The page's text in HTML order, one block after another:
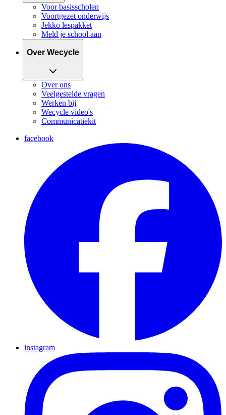
Voor basisscholen
Voortgezet onderwijs
Jekko lespakket
Meld je school aan
Over Wecycle
Over ons
Veelgestelde vragen
Werken bij
Wecycle video's
Communicatiekit
facebook
instagram